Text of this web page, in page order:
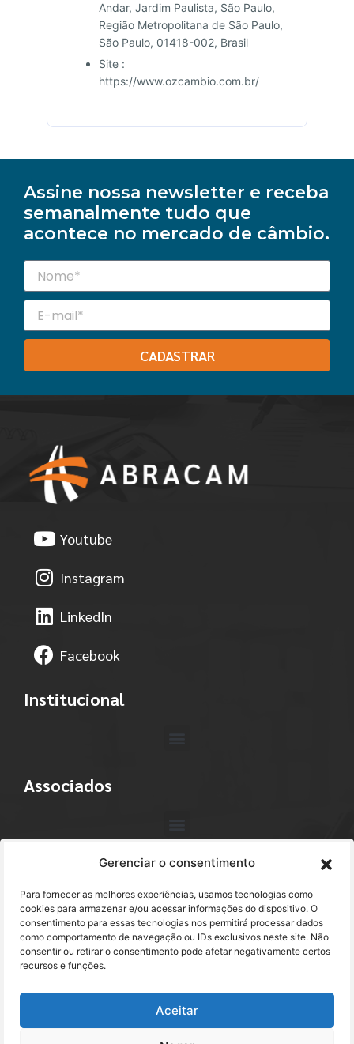
Gerenciar o consentimento
Para fornecer as melhores experiências, usamos tecnologias como
cookies para armazenar e/ou acessar informações do dispositivo. O
consentimento para essas tecnologias nos permitirá processar dados
como comportamento de navegação ou IDs exclusivos neste site. Não
consentir ou retirar o consentimento pode afetar negativamente certos
recursos e funções.
Aceitar
Andar, Jardim Paulista, São Paulo,
Região Metropolitana de São Paulo,
São Paulo, 01418-002, Brasil
Site :
https://www.ozcambio.com.br/
Assine nossa newsletter e receba
semanalmente tudo que
acontece no mercado de câmbio.
CADASTRAR
Youtube
Instagram
LinkedIn
Facebook
Institucional
Associados
+55 (11) 3113-4040
abracam@abracam.com
Bela Vista - São Paulo, SP CEP 01310-300